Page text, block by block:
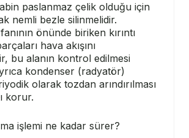
paslanmaz çelik olduğu için
nemli bezle silinmelidir.
önünde biriken kırıntı
hava akışını
bu alanın kontrol edilmesi
kondenser (radyatör)
olarak tozdan arındırılması
korur.
işlemi ne kadar sürer?